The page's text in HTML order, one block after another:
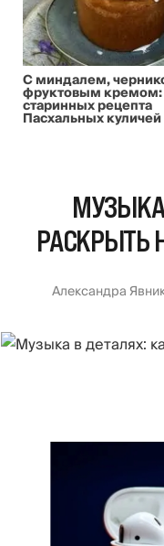
С миндалем,
фруктовым кремом:
старинных рецепта
Пасхальных куличей
РАСКРЫТЬ
Александра